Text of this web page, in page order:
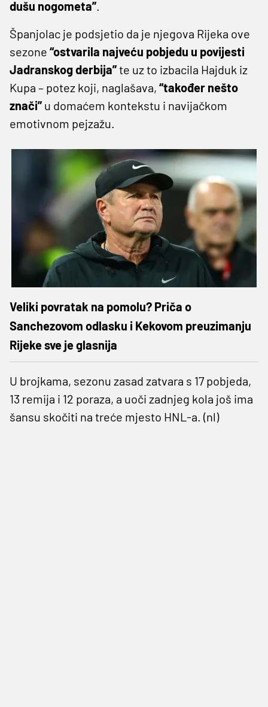
dušu nogometa”.
Španjolac je podsjetio da je njegova Rijeka ove
sezone “ostvarila najveću pobjedu u povijesti
Jadranskog derbija”te uz to izbacila Hajduk iz
Kupa – potez koji, naglašava, “također nešto
znači” u domaćem kontekstu i navijačkom
emotivnom pejzažu.
Veliki povratak na pomolu? Priča o
Sanchezovom odlasku i Kekovom preuzimanju
Rijeke sve je glasnija
U brojkama, sezonu zasad zatvara s 17 pobjeda,
13 remija i 12 poraza, a uoči zadnjeg kola još ima
šansu skočiti na treće mjesto HNL-a. (nl)